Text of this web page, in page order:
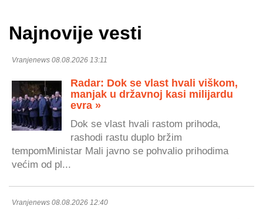
Najnovije vesti
Vranjenews 08.08.2026 13:11
Radar: Dok se vlast hvali viškom,
manjak u državnoj kasi milijardu
evra »
Dok se vlast hvali rastom prihoda,
rashodi rastu duplo bržim
tempomMinistar Mali javno se pohvalio prihodima
većim od pl...
Vranjenews 08.08.2026 12:40